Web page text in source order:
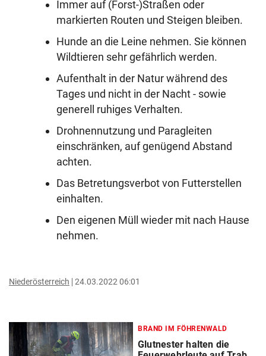
Immer auf (Forst-)Straßen oder
markierten Routen und Steigen bleiben.
Hunde an die Leine nehmen. Sie können
Wildtieren sehr gefährlich werden.
Aufenthalt in der Natur während des
Tages und nicht in der Nacht - sowie
generell ruhiges Verhalten.
Drohnennutzung und Paragleiten
einschränken, auf genügend Abstand
achten.
Das Betretungsverbot von Futterstellen
einhalten.
Den eigenen Müll wieder mit nach Hause
nehmen.
Niederösterreich 24.03.2022 06:01
BRAND IM FÖHRENWALD
Glutnester halten die